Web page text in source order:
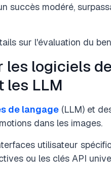
succès modéré,
sur l'évaluation du
les logiciels de
les LLM
de langage (LLM) et
dans les images.
utilisateur
ou les clés API